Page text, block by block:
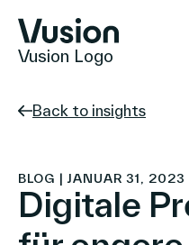
Vusion Logo
Technologien
Back to insights
BLOG | JANUAR 31,
Digitale